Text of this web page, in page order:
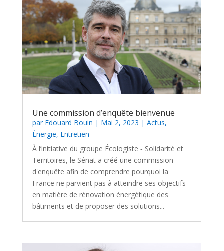
Une commission d’enquête bienvenue
par Edouard Bouin | Mai 2, 2023 | Actus,
Énergie, Entretien
À l’initiative du groupe Écologiste ‑ Solidarité et
Territoires, le Sénat a créé une commission
d'enquête afin de comprendre pourquoi la
France ne parvient pas à atteindre ses objectifs
en matière de rénovation énergétique des
bâtiments et de proposer des solutions...